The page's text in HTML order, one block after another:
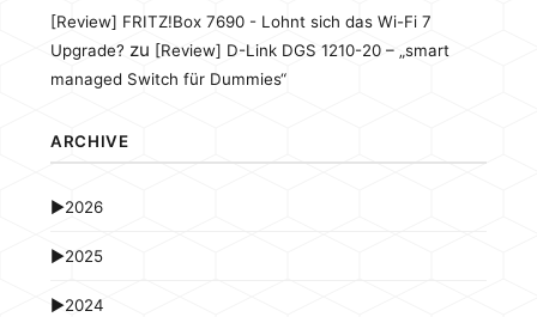
[Review] FRITZ!Box 7690 - Lohnt sich das Wi-Fi 7
Upgrade? zu [Review] D-Link DGS 1210-20 – „smart
managed Switch für Dummies“
ARCHIVE
►2026
►2025
►2024